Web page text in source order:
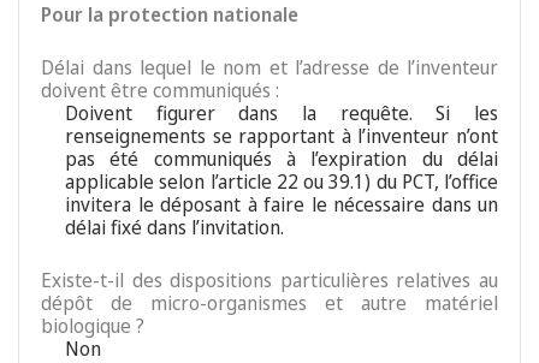
Pour la protection nationale
Délai dans lequel le nom et l’adresse de l’inventeur
doivent être communiqués :
Doivent figurer dans la requête. Si les
renseignements se rapportant à l’inventeur n’ont
pas été communiqués à l’expiration du délai
applicable selon l’article 22 ou 39.1) du PCT, l’office
invitera le déposant à faire le nécessaire dans un
délai fixé dans l’invitation.
Existe-t-il des dispositions particulières relatives au
dépôt de micro-organismes et autre matériel
biologique ?
Non